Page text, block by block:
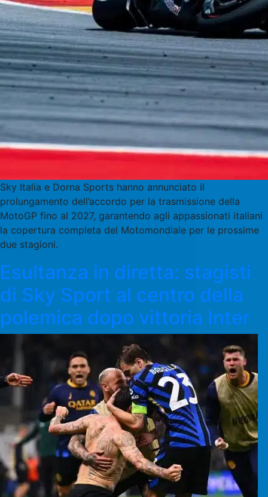
Sky Italia e Dorna Sports hanno annunciato il
prolungamento dell’accordo per la trasmissione della
MotoGP fino al 2027, garantendo agli appassionati italiani
la copertura completa del Motomondiale per le prossime
due stagioni.
Esultanza in diretta: stagisti
di Sky Sport al centro della
polemica dopo vittoria Inter